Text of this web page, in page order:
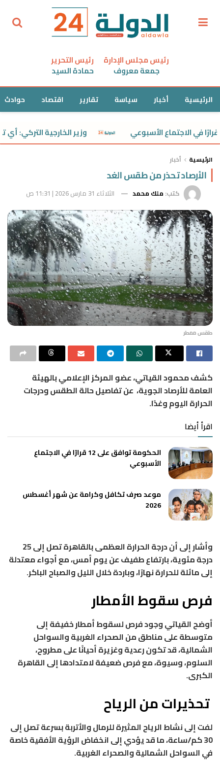
رئيس مجلس الإدارة
جمعة معروف
رئيس التحرير
حمادة السيد
الرئيسية أخبار سياسة تقارير اقتصاد حوادث
وزير الخارجية التركي: أي
الرئيسية أخبار
الأرصاد تحذر من طقس الغد
كتب: ملك محمد الثلاثاء 31 مارس 2026 | 11:31 ص
طقس ممطر
كشف محمود القياتي، عضو المركز الإعلامي بالهيئة
العامة للأرصاد الجوية، عن تفاصيل حالة الطقس ودرجات
الحرارة اليوم وغدًا.
اقرأ أيضا
الحكومة توافق على 12 قرارًا في الاجتماع
الأسبوعي
موعد صرف تكافل وكرامة عن شهر أغسطس
2026
وأشار إلى أن درجة الحرارة العظمى بالقاهرة تصل إلى 25
درجة مئوية، بارتفاع طفيف عن يوم أمس، مع أجواء معتدلة
إلى مائلة للحرارة نهارًا، وباردة خلال الليل والصباح الباكر.
فرص سقوط الأمطار
أوضح القياتي وجود فرص لسقوط أمطار خفيفة إلى
متوسطة على مناطق من الصحراء الغربية والسواحل
الشمالية، قد تكون رعدية وغزيرة أحيانًا على مطروح،
السلوم، وسيوة، مع فرص ضعيفة لامتدادها إلى القاهرة
الكبرى.
تحذيرات من الرياح
لفت إلى نشاط الرياح المثيرة للرمال والأتربة بسرعة تصل إلى
30 كم/ساعة، ما قد يؤدي إلى انخفاض الرؤية الأفقية خاصة
في السواحل الشمالية والصحراء الغربية.